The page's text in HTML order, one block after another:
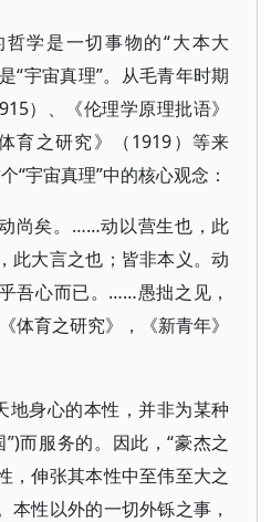
学是一切事物的“大本大
“宇宙真理”。从毛青年时期
）、《伦理学原理批语》
育之研究》（1919）等来
“宇宙真理”中的核心观念：
尚矣。……动以营生也，此
此大言之也；皆非本义。动
吾心而已。……愚拙之见，
体育之研究》，《新青年》
地身心的本性，并非为某种
而服务的。因此，“豪杰之
，伸张其本性中至伟至大之
本性以外的一切外铄之事，